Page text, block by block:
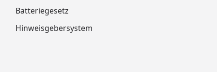
Batteriegesetz
Hinweisgebersystem